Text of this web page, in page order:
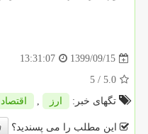
1399/09/15
13:31:07
5.0
/ 5
تگهای خبر:
ارز , اقتصاد
این مطلب را می پسندید؟